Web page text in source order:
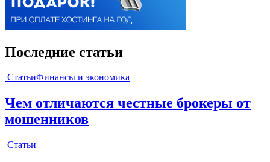
Последние статьи
СтатьиФинансы и экономика
Чем отличаются честные брокеры от
мошенников
Статьи